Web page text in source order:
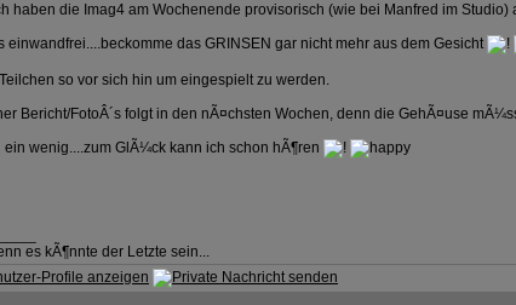
haben die Imag4 am Wochenende provisorisch (wie bei Manfred im Studio)
einwandfrei....beckomme das GRINSEN gar nicht mehr aus dem Gesicht
so vor sich hin um eingespielt zu werden.
Bericht/FotoÂ´s folgt in den nÃ¤chsten Wochen, denn die GehÃ¤use
ein wenig....zum GlÃ¼ck kann ich schon hÃ¶ren
es kÃ¶nnte der Letzte sein...